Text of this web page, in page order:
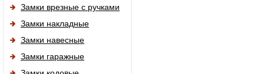
Замки врезные с ручками
Замки накладные
Замки навесные
Замки гаражные